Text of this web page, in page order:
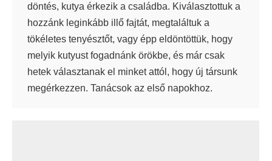
döntés, kutya érkezik a családba. Kiválasztottuk a
hozzánk leginkább illő fajtát, megtaláltuk a
tökéletes tenyésztőt, vagy épp eldöntöttük, hogy
melyik kutyust fogadnánk örökbe, és már csak
hetek választanak el minket attól, hogy új társunk
megérkezzen. Tanácsok az első napokhoz.